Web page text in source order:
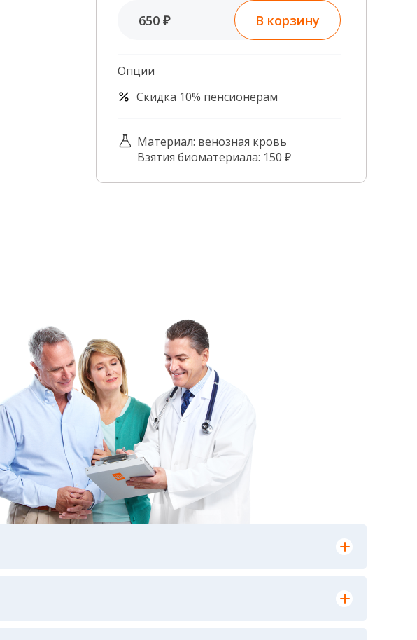
Сотрудники лаборатории
650 ₽ В корзину
Опции
Скидка 10% пенсионерам
Материал: венозная кровь
Взятия биоматериала: 150 ₽
стандартов выполнения лабораторных исследований и